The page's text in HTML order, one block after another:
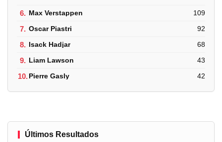
6. Max Verstappen 109
7. Oscar Piastri 92
8. Isack Hadjar 68
9. Liam Lawson 43
10.Pierre Gasly 42
Últimos Resultados